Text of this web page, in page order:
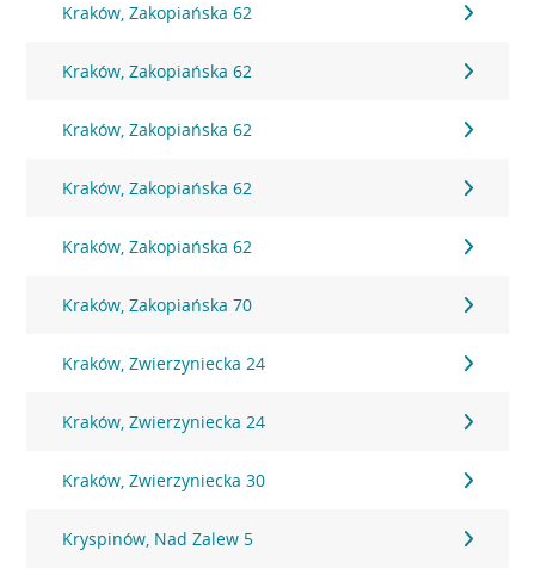
Kraków, Zakopiańska 62
Kraków, Zakopiańska 62
Kraków, Zakopiańska 62
Kraków, Zakopiańska 62
Kraków, Zakopiańska 62
Kraków, Zakopiańska 70
Kraków, Zwierzyniecka 24
Kraków, Zwierzyniecka 24
Kraków, Zwierzyniecka 30
Kryspinów, Nad Zalew 5